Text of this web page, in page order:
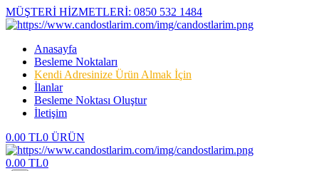
MÜŞTERİ HİZMETLERİ: 0850 532 1484
Anasayfa
Besleme Noktaları
Kendi Adresinize Ürün Almak İçin
İlanlar
Besleme Noktası Oluştur
İletişim
0.00 TL0 ÜRÜN
0.00 TL0